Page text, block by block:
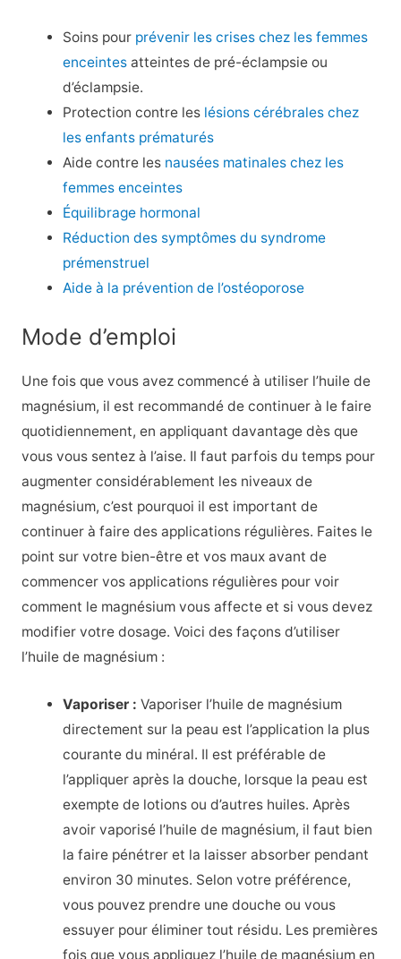
Soins pour prévenir les crises chez les femmes
enceintes atteintes de pré-éclampsie ou
d’éclampsie.
Protection contre les lésions cérébrales chez
les enfants prématurés
Aide contre les nausées matinales chez les
femmes enceintes
Équilibrage hormonal
Réduction des symptômes du syndrome
prémenstruel
Aide à la prévention de l’ostéoporose
Mode d’emploi
Une fois que vous avez commencé à utiliser l’huile de
magnésium, il est recommandé de continuer à le faire
quotidiennement, en appliquant davantage dès que
vous vous sentez à l’aise. Il faut parfois du temps pour
augmenter considérablement les niveaux de
magnésium, c’est pourquoi il est important de
continuer à faire des applications régulières. Faites le
point sur votre bien-être et vos maux avant de
commencer vos applications régulières pour voir
comment le magnésium vous affecte et si vous devez
modifier votre dosage. Voici des façons d’utiliser
l’huile de magnésium :
Vaporiser : Vaporiser l’huile de magnésium
directement sur la peau est l’application la plus
courante du minéral. Il est préférable de
l’appliquer après la douche, lorsque la peau est
exempte de lotions ou d’autres huiles. Après
avoir vaporisé l’huile de magnésium, il faut bien
la faire pénétrer et la laisser absorber pendant
environ 30 minutes. Selon votre préférence,
vous pouvez prendre une douche ou vous
essuyer pour éliminer tout résidu. Les premières
fois que vous appliquez l’huile de magnésium en